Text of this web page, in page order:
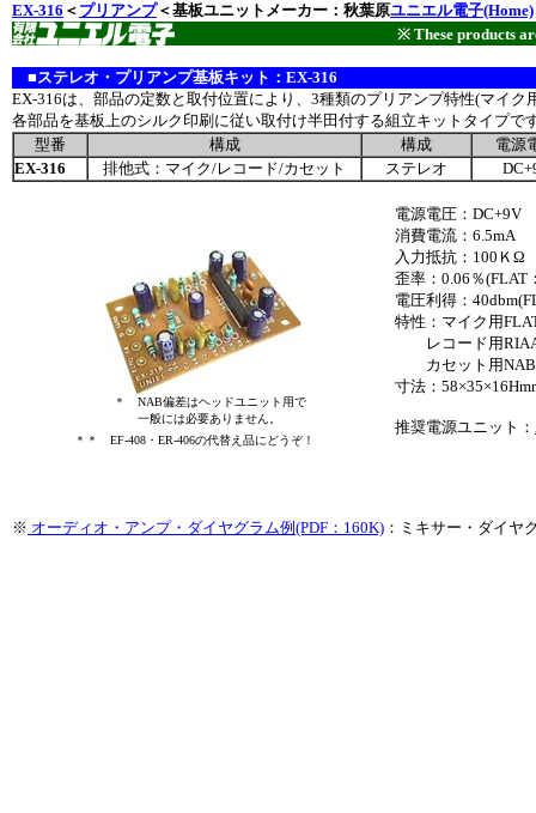
EX-316 ＜ プリアンプ＜基板ユニットメーカー：秋葉原ユニエル電子(Home)
※ These products
■ステレオ・プリアンプ基板キット：EX-316
EX-316は、部品の定数と取付位置により、3種類のプリアンプ特性(マイ
各部品を基板上のシルク印刷に従い取付け半田付する組立キットタイプで
型番
構成 構成
電源
EX-316
排他式：マイク/レコード/カセット ステレオ
＊ NAB偏差はヘッドユニット用で
一般には必要ありません。
＊＊ EF-408・ER-406の代替え品にどうぞ！
電源電圧：DC+9V
消費電流：6.5mA
入力抵抗：100ＫΩ
歪率：0.06％(FLAT
電圧利得：
特性：マイク用
レコード用
カセット用NAB
寸法：
推奨電源ユニット：
※ オーディオ・アンプ・ダイヤグラム例(PDF：160K) ：ミキサー・ダイヤ